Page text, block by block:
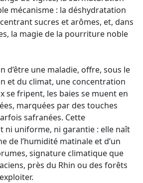
mécanisme : la déshydratation
sucres et arômes, et, dans
la magie de la pourriture noble
d’être une maladie, offre, sous le
et du climat, une concentration
se fripent, les baies se muent en
marquées par des touches
safranées. Cette
ni uniforme, ni garantie : elle naît
de l’humidité matinale et d’un
signature climatique que
près du Rhin ou des forêts